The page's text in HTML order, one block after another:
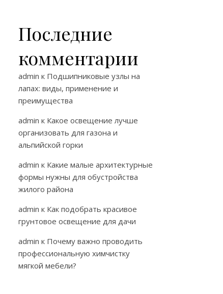
Последние
комментарии
admin к Подшипниковые узлы на
лапах: виды, применение и
преимущества
admin к Какое освещение лучше
организовать для газона и
альпийской горки
admin к Какие малые архитектурные
формы нужны для обустройства
жилого района
admin к Как подобрать красивое
грунтовое освещение для дачи
admin к Почему важно проводить
профессиональную химчистку
мягкой мебели?